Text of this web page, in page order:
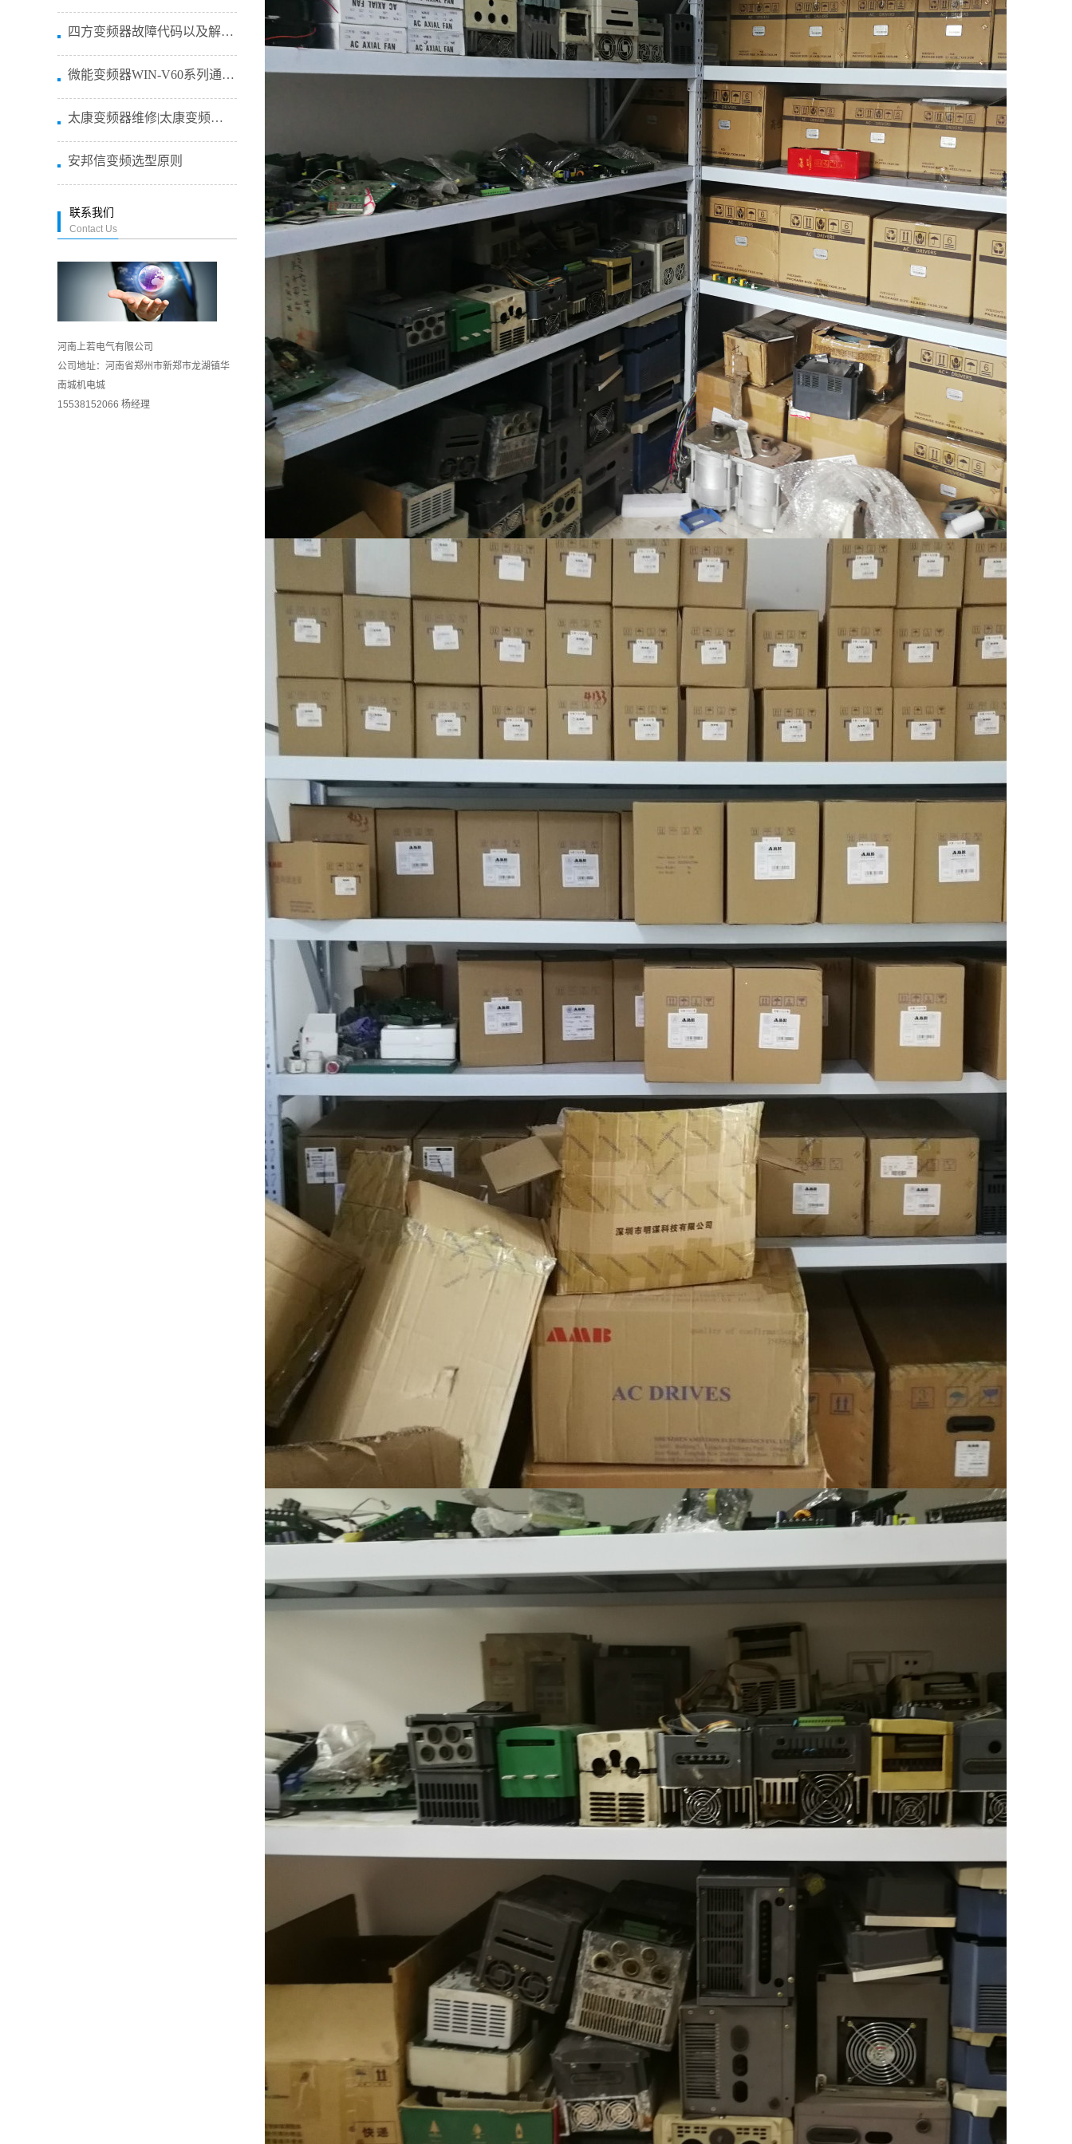
四方变频器故障代码以及解决方法 ...
微能变频器WIN-V60系列通用...
太康变频器维修|太康变频恒压供水...
安邦信变频选型原则
联系我们
Contact Us
河南上若电气有限公司
公司地址：河南省郑州市新郑市龙湖镇华
南城机电城
15538152066 杨经理